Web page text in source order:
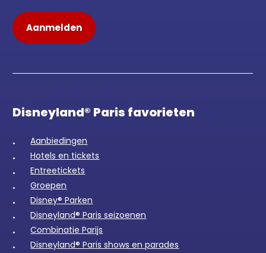
Disneyland® Paris favorieten
Aanbiedingen
Hotels en tickets
Entreetickets
Groepen
Disney® Parken
Disneyland® Paris seizoenen
Combinatie Parijs
Disneyland® Paris shows en parades